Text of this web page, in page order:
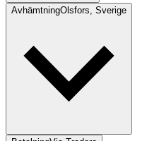
AvhämtningOlsfors, Sverige